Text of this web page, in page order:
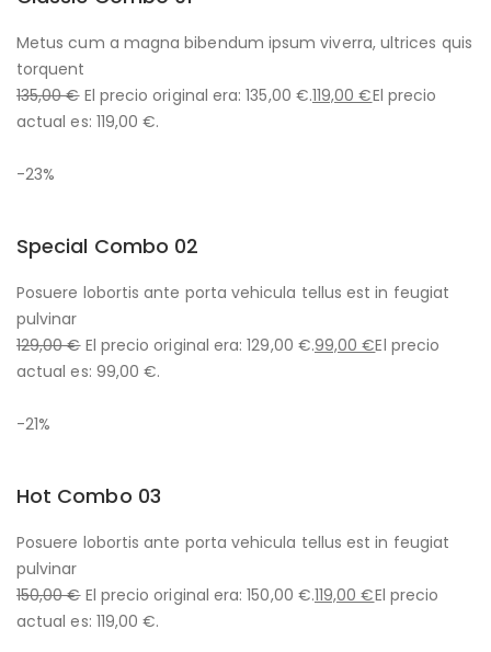
Metus cum a magna bibendum ipsum viverra, ultrices quis
torquent
135,00 €El precio original era: 135,00 €.119,00 €El precio
actual es: 119,00 €.
-23%
Special Combo 02
Posuere lobortis ante porta vehicula tellus est in feugiat
pulvinar
129,00 €El precio original era: 129,00 €.99,00 €El precio
actual es: 99,00 €.
-21%
Hot Combo 03
Posuere lobortis ante porta vehicula tellus est in feugiat
pulvinar
150,00 €El precio original era: 150,00 €.119,00 €El precio
actual es: 119,00 €.